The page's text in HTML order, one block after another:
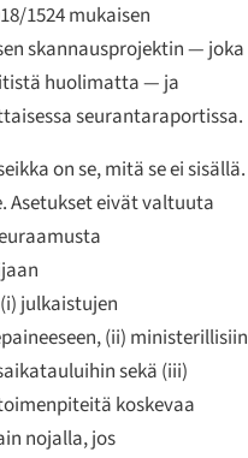
1524 mukaisen
skannausprojektin — joka
huolimatta — ja
seurantaraportissa.
on se, mitä seeisisällä.
Asetukset eivät valtuuta
julkaistujen
(ii) ministerillisiin
sekä (iii)
koskevaa
nojalla, jos